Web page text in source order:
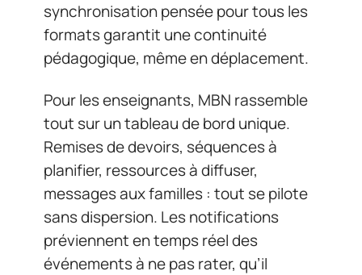
synchronisation pensée pour tous les
formats garantit une continuité
pédagogique, même en déplacement.
Pour les enseignants, MBN rassemble
tout sur un tableau de bord unique.
Remises de devoirs, séquences à
planifier, ressources à diffuser,
messages aux familles : tout se pilote
sans dispersion. Les notifications
préviennent en temps réel des
événements à ne pas rater, qu’il